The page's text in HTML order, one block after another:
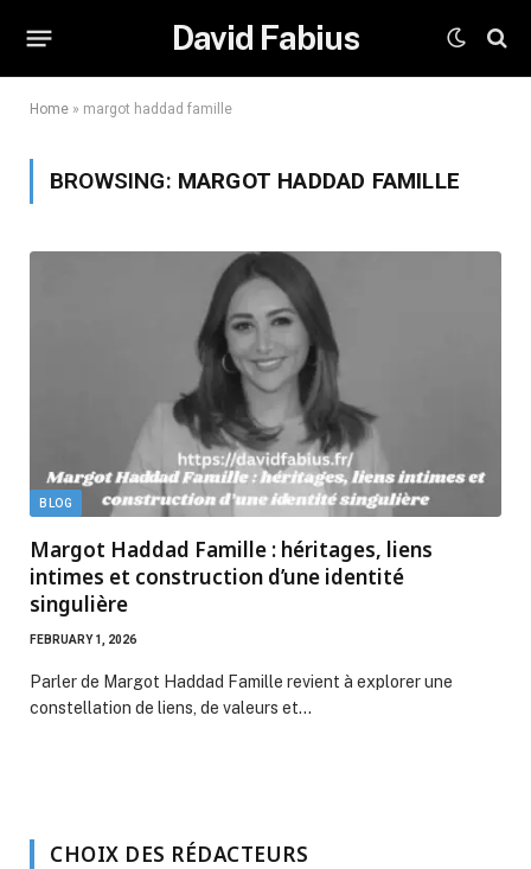
David Fabius
Home » margot haddad famille
BROWSING: MARGOT HADDAD FAMILLE
BLOG
Margot Haddad Famille : héritages, liens
intimes et construction d’une identité
singulière
FEBRUARY 1, 2026
Parler de Margot Haddad Famille revient à explorer une
constellation de liens, de valeurs et…
CHOIX DES RÉDACTEURS